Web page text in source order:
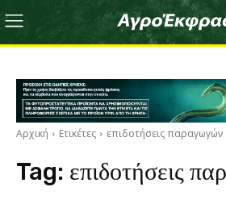
Αρχική Ετικέτες επιδοτήσεις παραγωγών
Tag: επιδοτήσεις